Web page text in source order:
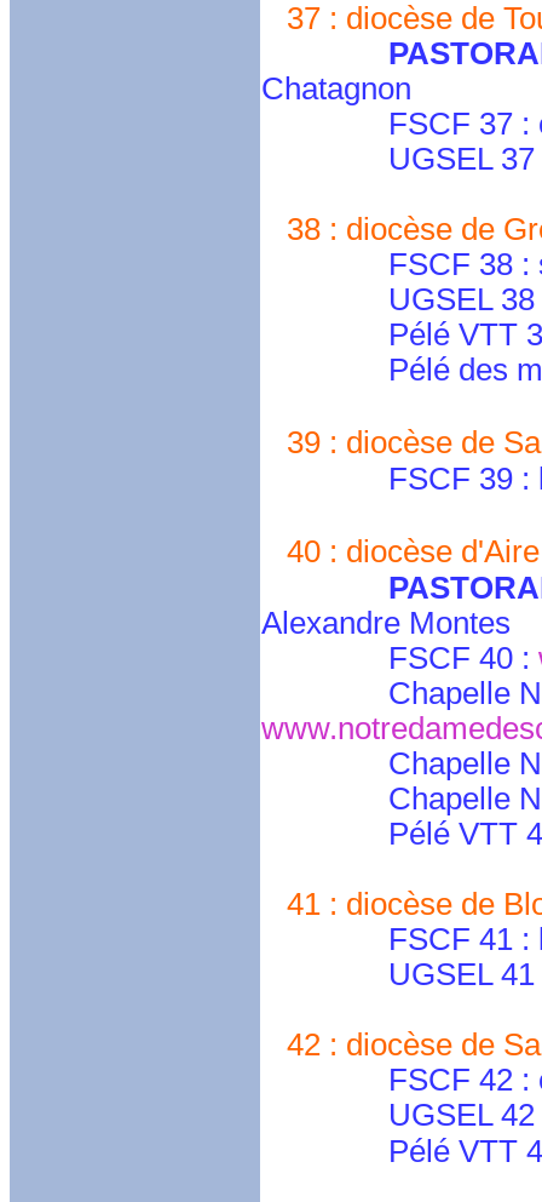
37 : diocèse de
Chatagnon
FSCF 37 :
UGSEL 37
38 : diocèse de
FSCF 38 :
UGSEL 38
Pélé VTT
Pélé des
39 : diocèse de
FSCF 39 :
40 : diocèse
Alexandre Montes
FSCF 40 :
Chapelle
Chapelle
Chapelle Notre
Pélé VTT 40 :
41 : diocèse de
FSCF 41 :
UGSEL 41 :
42 : diocèse de
FSCF 42 :
UGSEL 42 :
Pélé VTT